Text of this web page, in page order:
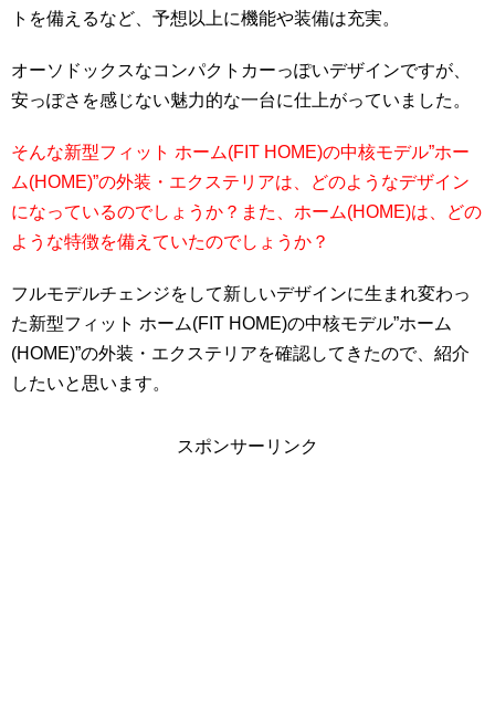
トを備えるなど、予想以上に機能や装備は充実。
オーソドックスなコンパクトカーっぽいデザインですが、
安っぽさを感じない魅力的な一台に仕上がっていました。
そんな新型フィット ホーム(FIT HOME)の中核モデル”ホー
ム(HOME)”の外装・エクステリアは、どのようなデザイン
になっているのでしょうか？また、ホーム(HOME)は、どの
ような特徴を備えていたのでしょうか？
フルモデルチェンジをして新しいデザインに生まれ変わっ
た新型フィット ホーム(FIT HOME)の中核モデル”ホーム
(HOME)”の外装・エクステリアを確認してきたので、紹介
したいと思います。
スポンサーリンク